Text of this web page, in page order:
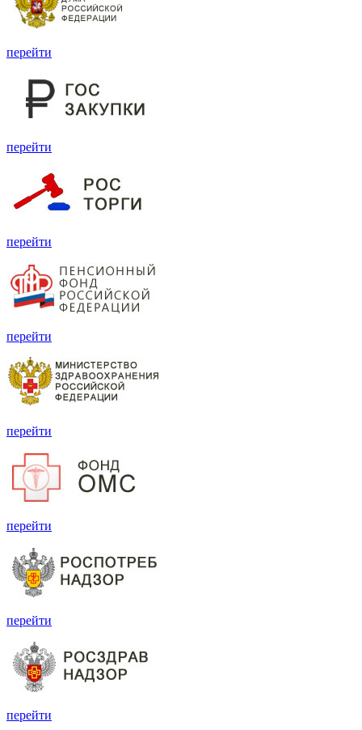
перейти
перейти
перейти
перейти
перейти
перейти
перейти
перейти